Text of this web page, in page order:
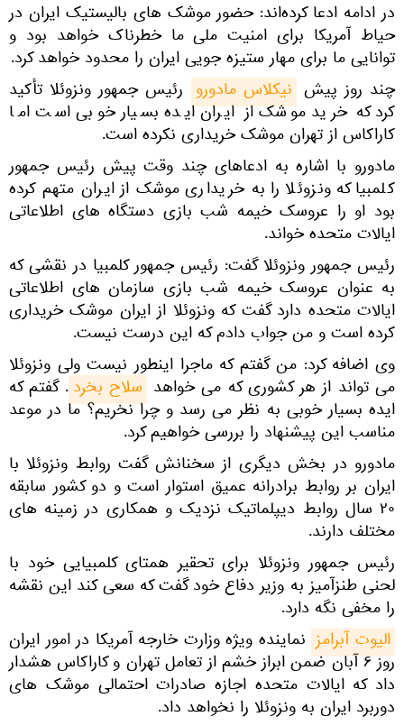
در ادامه ادعا کرده‌اند: حضور موشک‌ های بالیستیک ایران در
حیاط آمریکا برای امنیت ملی ما خطرناک خواهد بود و
توانایی ما برای مهار ستیزه ‌جویی ایران را محدود خواهد کرد.
چند روز پیش نیکلاس مادورو رئیس ‌جمهور ونزوئلا تأکید
کرد که خرید موشک از ایران ایده بسیار خوبی است اما
کاراکاس از تهران موشک خریداری نکرده است.
مادورو با اشاره به ادعاهای چند وقت پیش رئیس ‌جمهور
کلمبیا که ونزوئلا را به خریداری موشک از ایران متهم کرده
بود او را عروسک خیمه ‌شب ‌بازی دستگاه ‌های اطلاعاتی
ایالات متحده خواند.
رئیس ‌جمهور ونزوئلا گفت: رئیس ‌جمهور کلمبیا در نقشی که
به عنوان عروسک خیمه‌ شب ‌بازی سازمان ‌های اطلاعاتی
ایالات متحده دارد گفت که ونزوئلا از ایران موشک خریداری
کرده است و من جواب دادم که این درست نیست.
وی اضافه کرد: من گفتم که ماجرا اینطور نیست ولی ونزوئلا
می ‌تواند از هر کشوری که می ‌خواهد سلاح بخرد . گفتم که
ایده بسیار خوبی به نظر می ‌رسد و چرا نخریم؟ ما در موعد
مناسب این پیشنهاد را بررسی خواهیم کرد.
مادورو در بخش دیگری از سخنانش گفت روابط ونزوئلا با
ایران بر روابط برادرانه عمیق استوار است و دو کشور سابقه
۲۰ سال روابط دیپلماتیک نزدیک و همکاری در زمینه ‌های
مختلف دارند.
رئیس ‌جمهور ونزوئلا برای تحقیر همتای کلمبیایی خود با
لحنی طنزآمیز به وزیر دفاع خود گفت که سعی کند این نقشه
را مخفی نگه دارد.
الیوت آبرامز نماینده ویژه وزارت خارجه آمریکا در امور ایران
روز ۶ آبان ضمن ابراز خشم از تعامل تهران و کاراکاس هشدار
داد که ایالات متحده اجازه صادرات احتمالی موشک های
دوربرد ایران به ونزوئلا را نخواهد داد.